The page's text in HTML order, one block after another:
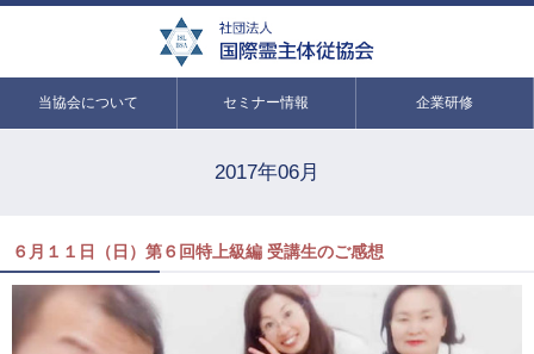
当協会について セミナー情報 企業研修
2017年06月
６月１１日（日）第６回特上級編 受講生のご感想